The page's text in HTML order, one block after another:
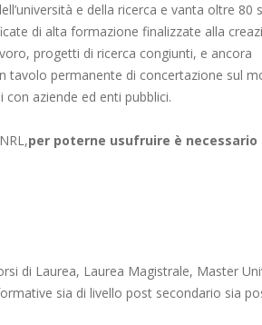
e della ricerca e vanta oltre 80
di alta formazione finalizzate alla
progetti di ricerca congiunti, e ancora
tavolo permanente di concertazione sul
aziende ed enti pubblici.
per poterne usufruire è necessario
di Laurea, Laurea Magistrale, Master
sia di livello post secondario sia